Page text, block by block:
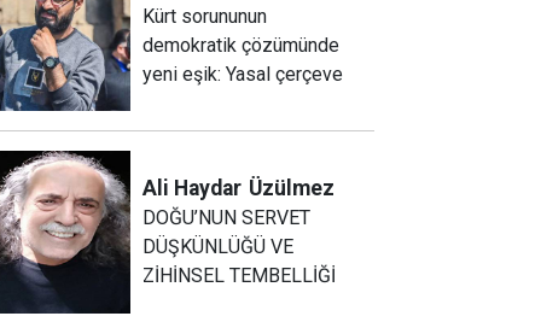
Kürt sorununun
demokratik çözümünde
yeni eşik: Yasal çerçeve
Ali Haydar Üzülmez
DOĞU’NUN SERVET
DÜŞKÜNLÜĞÜ VE
ZİHİNSEL TEMBELLİĞİ